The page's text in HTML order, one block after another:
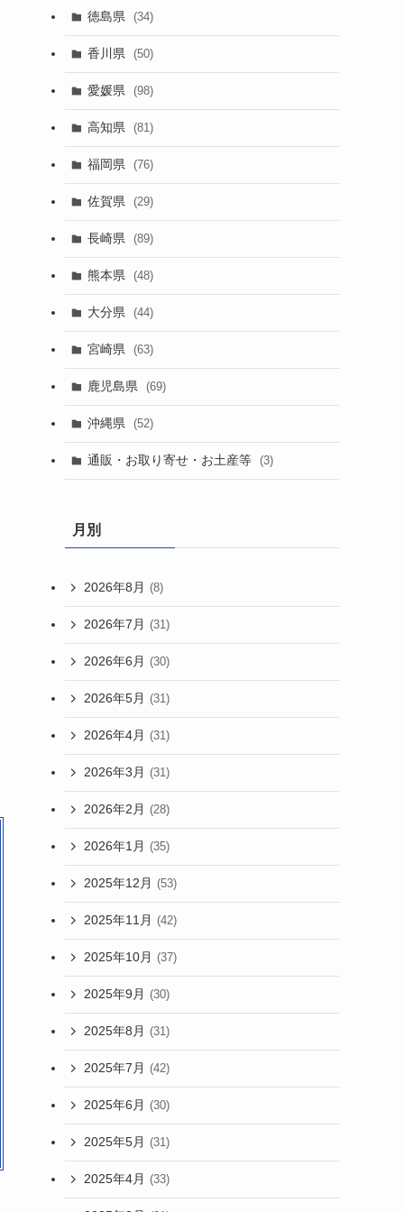
徳島県 (34)
香川県 (50)
愛媛県 (98)
高知県 (81)
福岡県 (76)
佐賀県 (29)
長崎県 (89)
熊本県 (48)
大分県 (44)
宮崎県 (63)
鹿児島県 (69)
沖縄県 (52)
通販・お取り寄せ・お土産等 (3)
月別
2026年8月 (8)
2026年7月 (31)
2026年6月 (30)
2026年5月 (31)
2026年4月 (31)
2026年3月 (31)
2026年2月 (28)
2026年1月 (35)
2025年12月 (53)
2025年11月 (42)
2025年10月 (37)
2025年9月 (30)
2025年8月 (31)
2025年7月 (42)
2025年6月 (30)
2025年5月 (31)
2025年4月 (33)